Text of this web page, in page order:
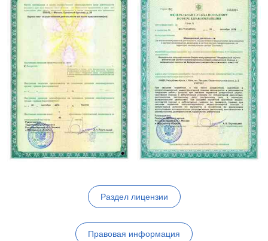
Раздел лицензии
Правовая информация